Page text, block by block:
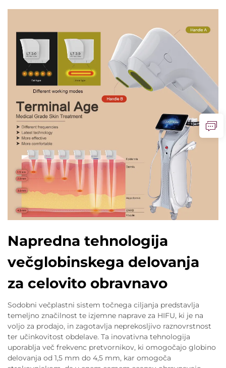
Napredna tehnologija
večglobinskega delovanja
za celovito obravnavo
Sodobni večplastni sistem točnega ciljanja predstavlja
temeljno značilnost te izjemne naprave za HIFU, ki je na
voljo za prodajo, in zagotavlja neprekosljivo raznovrstnost
ter učinkovitost obdelave. Ta inovativna tehnologija
uporablja več frekvenc pretvornikov, ki omogočajo globino
delovanja od 1,5 mm do 4,5 mm, kar omogoča